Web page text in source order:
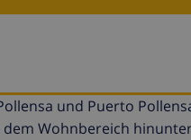
und Puerto
Wohnbereich